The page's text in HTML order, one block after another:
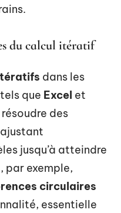
du calcul itératif
dans les
que Excel et
des
jusqu’à atteindre
par exemple,
circulaires
essentielle